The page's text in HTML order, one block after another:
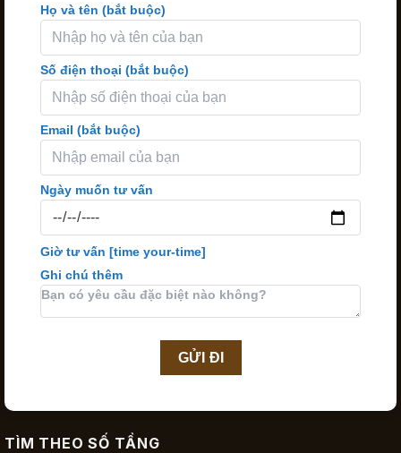
Họ và tên (bắt buộc)
Số điện thoại (bắt buộc)
Email (bắt buộc)
Ngày muốn tư vấn
Giờ tư vấn [time your-time]
Ghi chú thêm
TÌM THEO SỐ TẦNG